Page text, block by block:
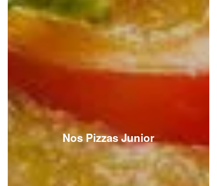
Nos Pizzas Junior